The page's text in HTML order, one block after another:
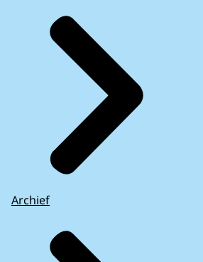
Archief